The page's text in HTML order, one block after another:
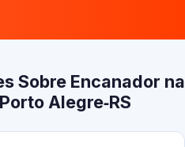
Sobre Encanador na
Alegre‑RS